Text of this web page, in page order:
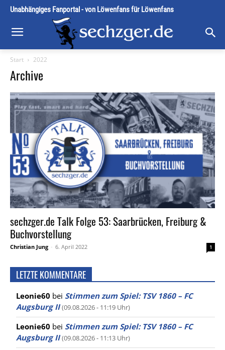
Unabhängiges Fanportal - von Löwenfans für Löwenfans
Start 2022
Archive
sechzger.de Talk Folge 53: Saarbrücken, Freiburg &
Buchvorstellung
Christian Jung - 6. April 2022 1
LETZTE KOMMENTARE
Leonie60 bei Stimmen zum Spiel: TSV 1860 – FC
Augsburg II (09.08.2026 - 11:19 Uhr)
Leonie60 bei Stimmen zum Spiel: TSV 1860 – FC
Augsburg II (09.08.2026 - 11:13 Uhr)